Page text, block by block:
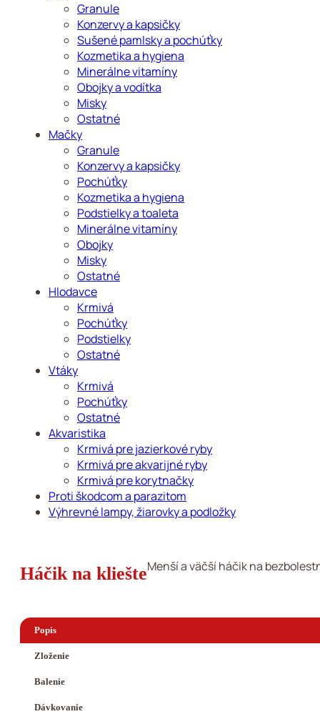
Granule
Konzervy a kapsičky
Sušené pamlsky a pochúťky
Kozmetika a hygiena
Minerálne vitamíny
Obojky a vodítka
Misky
Ostatné
Mačky
Granule
Konzervy a kapsičky
Pochúťky
Kozmetika a hygiena
Podstielky a toaleta
Minerálne vitamíny
Obojky
Misky
Ostatné
Hlodavce
Krmivá
Pochúťky
Podstielky
Ostatné
Vtáky
Krmivá
Pochúťky
Ostatné
Akvaristika
Krmivá pre jazierkové ryby
Krmivá pre akvarijné ryby
Krmivá pre korytnačky
Proti škodcom a parazitom
Výhrevné lampy, žiarovky a podložky
Háčik na kliešteMenší a väčší háčik na
Popis
Zloženie
Balenie
Dávkovanie